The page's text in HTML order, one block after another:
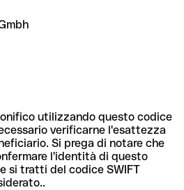
utilizzando questo codice
verificarne l'esattezza
Si prega di notare che
l'identità di questo
si tratti del codice SWIFT